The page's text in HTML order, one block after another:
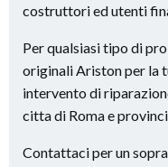
costruttori ed utenti
Per qualsiasi tipo di
originali Ariston per la
intervento di
citta di Roma e
Contattaci per un